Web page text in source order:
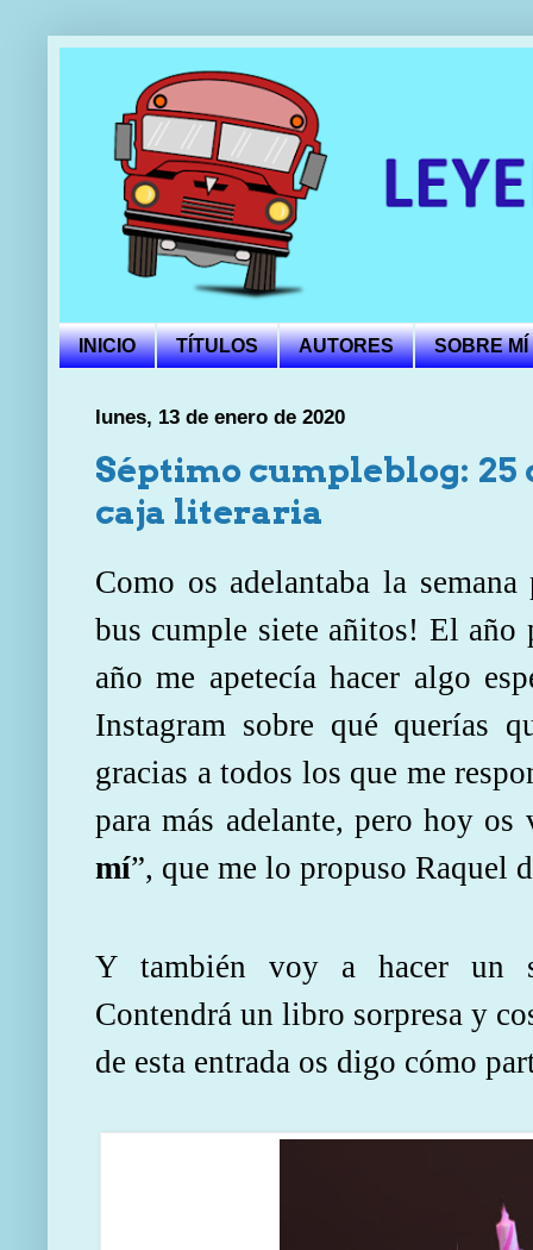
INICIO TÍTULOS AUTORES SOBRE MÍ
lunes, 13 de enero de 2020
Séptimo cumpleblog: 25
caja literaria
Como os adelantaba la
bus cumple siete añitos! El año
año me apetecía hacer algo
Instagram sobre qué querías
gracias a todos los que me
para más adelante, pero hoy os
mí”, que me lo propuso Raquel
Y también voy a hacer un
Contendrá un libro sorpresa y
de esta entrada os digo cómo